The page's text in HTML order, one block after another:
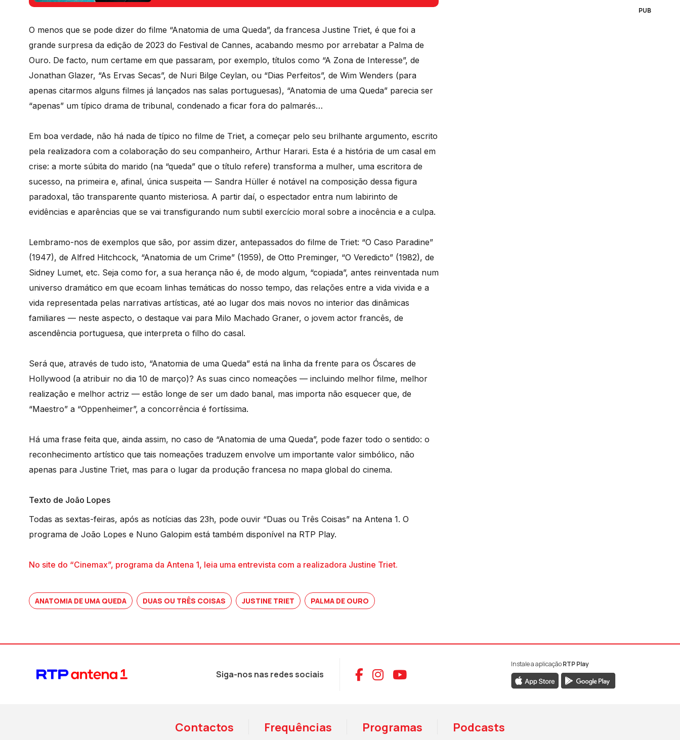
O menos que se pode dizer do filme “Anatomia de uma Queda”, da francesa Justine Triet, é que foi a
grande surpresa da edição de 2023 do Festival de Cannes, acabando mesmo por arrebatar a Palma de
Ouro. De facto, num certame em que passaram, por exemplo, títulos como “A Zona de Interesse”, de
Jonathan Glazer, “As Ervas Secas”, de Nuri Bilge Ceylan, ou “Dias Perfeitos”, de Wim Wenders (para
apenas citarmos alguns filmes já lançados nas salas portuguesas), “Anatomia de uma Queda” parecia ser
“apenas” um típico drama de tribunal, condenado a ficar fora do palmarés…
Em boa verdade, não há nada de típico no filme de Triet, a começar pelo seu brilhante argumento, escrito
pela realizadora com a colaboração do seu companheiro, Arthur Harari. Esta é a história de um casal em
crise: a morte súbita do marido (na “queda” que o título refere) transforma a mulher, uma escritora de
sucesso, na primeira e, afinal, única suspeita — Sandra Hüller é notável na composição dessa figura
paradoxal, tão transparente quanto misteriosa. A partir daí, o espectador entra num labirinto de
evidências e aparências que se vai transfigurando num subtil exercício moral sobre a inocência e a culpa.
Lembramo-nos de exemplos que são, por assim dizer, antepassados do filme de Triet: “O Caso Paradine”
(1947), de Alfred Hitchcock, “Anatomia de um Crime” (1959), de Otto Preminger, “O Veredicto” (1982), de
Sidney Lumet, etc. Seja como for, a sua herança não é, de modo algum, “copiada”, antes reinventada num
universo dramático em que ecoam linhas temáticas do nosso tempo, das relações entre a vida vivida e a
vida representada pelas narrativas artísticas, até ao lugar dos mais novos no interior das dinâmicas
familiares — neste aspecto, o destaque vai para Milo Machado Graner, o jovem actor francês, de
ascendência portuguesa, que interpreta o filho do casal.
Será que, através de tudo isto, “Anatomia de uma Queda” está na linha da frente para os Óscares de
Hollywood (a atribuir no dia 10 de março)? As suas cinco nomeações — incluindo melhor filme, melhor
realização e melhor actriz — estão longe de ser um dado banal, mas importa não esquecer que, de
“Maestro” a “Oppenheimer”, a concorrência é fortíssima.
Há uma frase feita que, ainda assim, no caso de “Anatomia de uma Queda”, pode fazer todo o sentido: o
reconhecimento artístico que tais nomeações traduzem envolve um importante valor simbólico, não
apenas para Justine Triet, mas para o lugar da produção francesa no mapa global do cinema.
Texto de João Lopes
Todas as sextas-feiras, após as notícias das 23h, pode ouvir “Duas ou Três Coisas” na Antena 1. O
programa de João Lopes e Nuno Galopim está também disponível na RTP Play.
No site do “Cinemax”, programa da Antena 1, leia uma entrevista com a realizadora Justine Triet.
ANATOMIA DE UMA QUEDA DUAS OU TRÊS COISAS JUSTINE TRIET PALMA DE OURO
PUB
Siga-nos nas redes sociais Aceder ao Facebook da RTP Antena 1
Aceder ao Instagram da RTP Antena 1
Aceder ao YouTube da RTP Antena 1
Instale a aplicaçãoRTP Play
Contactos Frequências Programas Podcasts